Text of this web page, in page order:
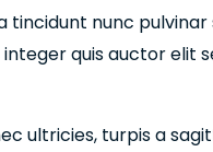
nunc pulvinar
quis auctor elit
ultricies, turpis a